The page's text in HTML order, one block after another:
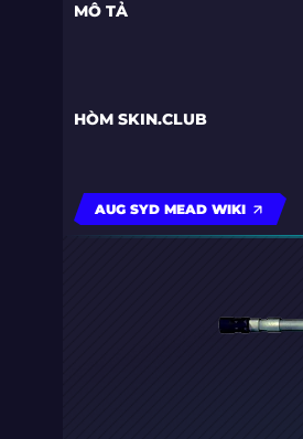
MÔ TẢ
HÒM SKIN.CLUB
AUG SYD MEAD WIKI